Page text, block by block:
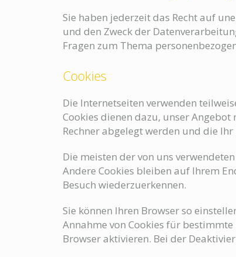
Sie haben jederzeit das Recht auf
und den Zweck der
Fragen zum Thema
Cookies
Die Internetseiten verwenden
Cookies dienen dazu, unser
Rechner abgelegt werden und die
Die meisten der von uns
Andere Cookies bleiben auf Ihrem
Besuch wiederzuerkennen.
Sie können Ihren Browser so
Annahme von Cookies für
Browser aktivieren. Bei der